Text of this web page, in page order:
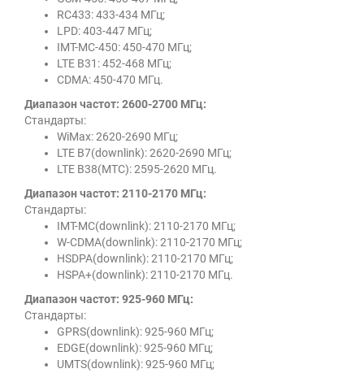
RC433: 433-434 МГц;
LPD: 403-447 МГц;
IMT-MC-450: 450-470 МГц;
LTE B31: 452-468 МГц;
CDMA: 450-470 МГц.
Диапазон частот: 2600-2700 МГц:
Стандарты:
WiMax: 2620-2690 МГц;
LTE B7(downlink): 2620-2690 МГц;
LTE B38(МТС): 2595-2620 МГц.
Диапазон частот: 2110-2170 МГц:
Стандарты:
IMT-MC(downlink): 2110-2170 МГц;
W-CDMA(downlink): 2110-2170 МГц;
HSDPA(downlink): 2110-2170 МГц;
HSPA+(downlink): 2110-2170 МГц.
Диапазон частот: 925-960 МГц:
Стандарты:
GPRS(downlink): 925-960 МГц;
EDGE(downlink): 925-960 МГц;
UMTS(downlink): 925-960 МГц;